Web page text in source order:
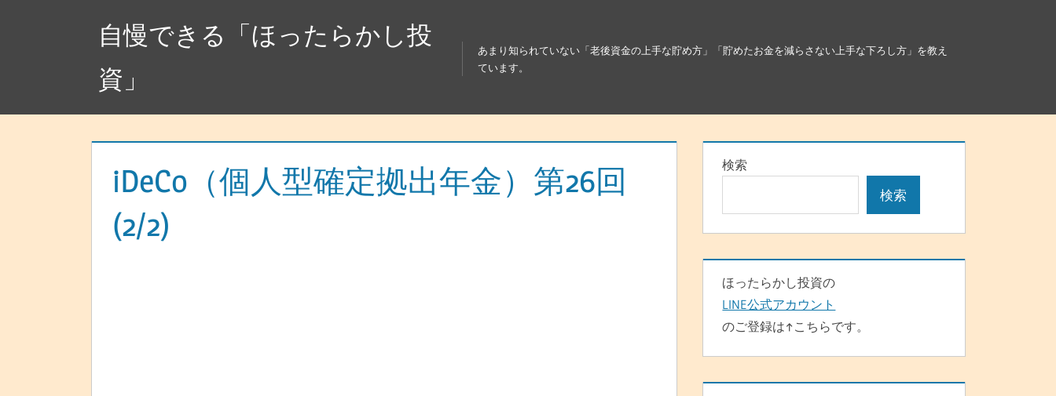
自慢できる「ほったらかし投
資」
あまり知られていない「老後資金の上手な貯め方」「貯めたお金を減らさない上手な下ろし方」を教え
ています。
iDeCo（個人型確定拠出年金）第26回
(2/2)
検索
検索
ほったらかし投資の
LINE公式アカウント
のご登録は↑こちらです。